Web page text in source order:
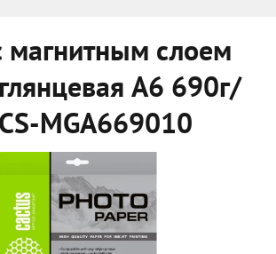
магнитным слоем
A6 690г/
MGA669010